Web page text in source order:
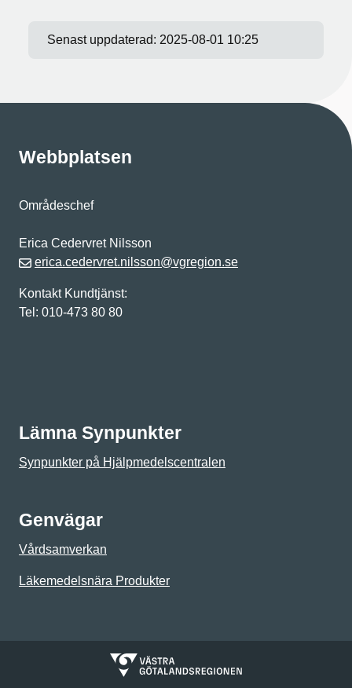
Senast uppdaterad: 2025-08-01 10:25
Webbplatsen
Områdeschef
Erica Cedervret Nilsson
erica.cedervret.nilsson@vgregion.se
Kontakt Kundtjänst:
Tel: 010-473 80 80
Lämna Synpunkter
Synpunkter på Hjälpmedelscentralen
Genvägar
Vårdsamverkan
Läkemedelsnära Produkter